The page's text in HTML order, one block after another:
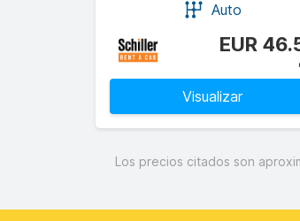
Auto
EUR
Visualizar
Los precios citados son